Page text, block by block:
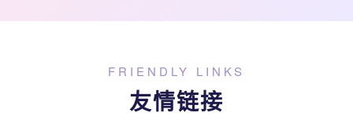
FRIENDLY LINKS
友情链接